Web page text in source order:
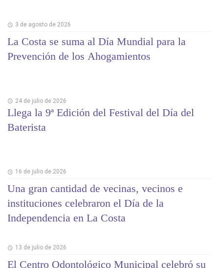
3 de agosto de 2026
La Costa se suma al Día Mundial para la
Prevención de los Ahogamientos
24 de julio de 2026
Llega la 9ª Edición del Festival del Día del
Baterista
16 de julio de 2026
Una gran cantidad de vecinas, vecinos e
instituciones celebraron el Día de la
Independencia en La Costa
13 de julio de 2026
El Centro Odontológico Municipal celebró su